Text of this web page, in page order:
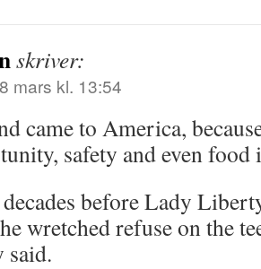
skriver:
mars kl. 13:54
came to America,
safety and even food
before Lady
wretched refuse on the
said.